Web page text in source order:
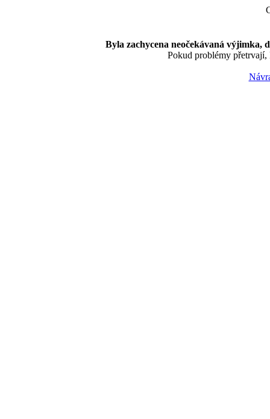
Byla zachycena neočekávaná výjimka,
Pokud problémy